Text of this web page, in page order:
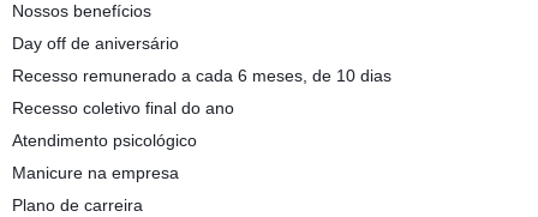
Nossos benefícios
Day off de aniversário
Recesso remunerado a cada 6 meses, de 10 dias
Recesso coletivo final do ano
Atendimento psicológico
Manicure na empresa
Plano de carreira